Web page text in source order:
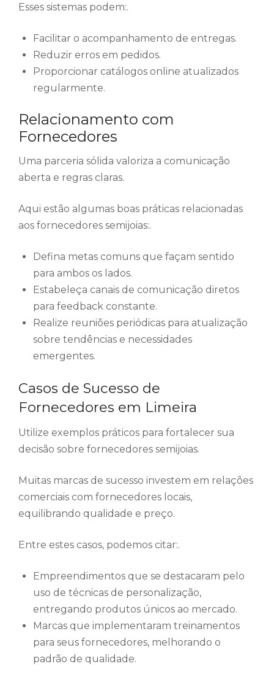
Esses sistemas podem:.
Facilitar o acompanhamento de entregas.
Reduzir erros em pedidos.
Proporcionar catálogos online atualizados
regularmente.
Relacionamento com
Fornecedores
Uma parceria sólida valoriza a comunicação
aberta e regras claras.
Aqui estão algumas boas práticas relacionadas
aos fornecedores semijoias:.
Defina metas comuns que façam sentido
para ambos os lados.
Estabeleça canais de comunicação diretos
para feedback constante.
Realize reuniões periódicas para atualização
sobre tendências e necessidades
emergentes.
Casos de Sucesso de
Fornecedores em Limeira
Utilize exemplos práticos para fortalecer sua
decisão sobre fornecedores semijoias.
Muitas marcas de sucesso investem em relações
comerciais com fornecedores locais,
equilibrando qualidade e preço.
Entre estes casos, podemos citar:.
Empreendimentos que se destacaram pelo
uso de técnicas de personalização,
entregando produtos únicos ao mercado.
Marcas que implementaram treinamentos
para seus fornecedores, melhorando o
padrão de qualidade.